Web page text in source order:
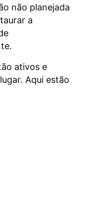
não planejada
a
ativos e
Aqui estão